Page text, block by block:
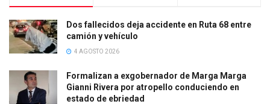
Dos fallecidos deja accidente en Ruta 68 entre
camión y vehículo
4 AGOSTO 2026
Formalizan a exgobernador de Marga Marga
Gianni Rivera por atropello conduciendo en
estado de ebriedad